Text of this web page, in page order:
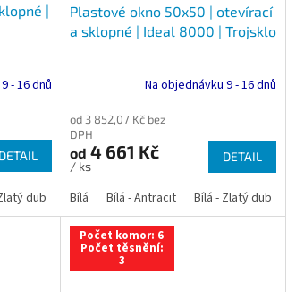
Tmavý dub Ořech Mahagon
Bílá - Mahagon Antracit Zlatý dub Tmavý dub
|
- 16 dnů
DETAIL
dub Bílá - Tmavý dub Bílá - Ořech Bílá -
Plastové okno 50x50 | otevírací
a sklopné | Ideal 8000 | Trojsklo
Na objednávku 9 - 16 dnů
od 3 852,07 Kč bez
DPH
od 4 661 Kč
/ ks
DETAIL
Bílá Bílá - Antracit Bílá - Zlatý dub
Počet komor: 6
Počet těsnění:
3